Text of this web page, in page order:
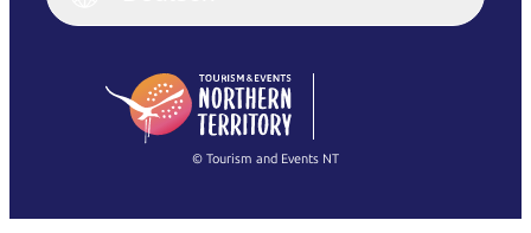
English
(Singapore)
Français
繁體中文
© Tourism and Events NT